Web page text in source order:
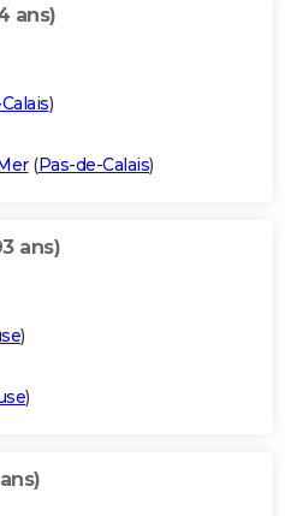
ans)
)
(Pas-de-Calais)
ans)
)
)